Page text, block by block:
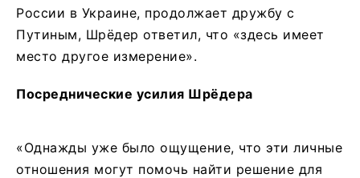
России в Украине, продолжает дружбу с
Путиным, Шрёдер ответил, что «здесь имеет
место другое измерение».
Посреднические усилия Шрёдера
«Однажды уже было ощущение, что эти личные
отношения могут помочь найти решение для